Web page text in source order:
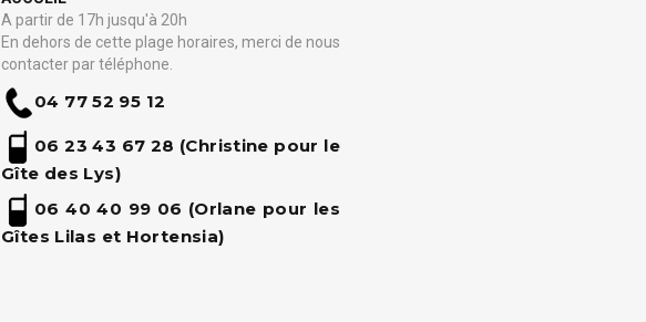
A partir de 17h jusqu'à 20h
En dehors de cette plage horaires, merci de nous
contacter par téléphone.
04 77 52 95 12
06 23 43 67 28 (Christine pour le
Gîte des Lys)
06 40 40 99 06 (Orlane pour les
Gîtes Lilas et Hortensia)